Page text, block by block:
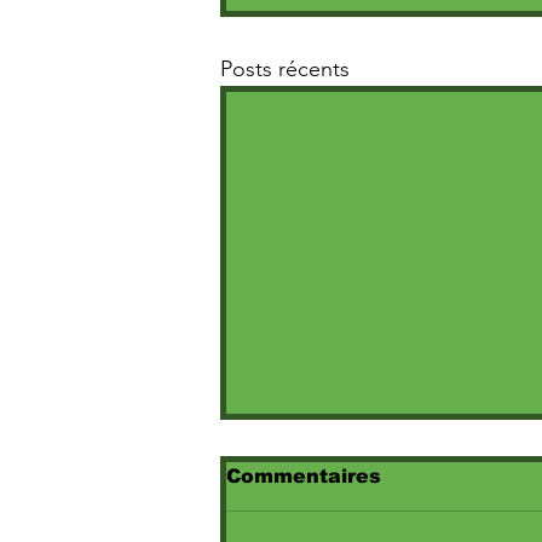
Posts récents
Commentaires